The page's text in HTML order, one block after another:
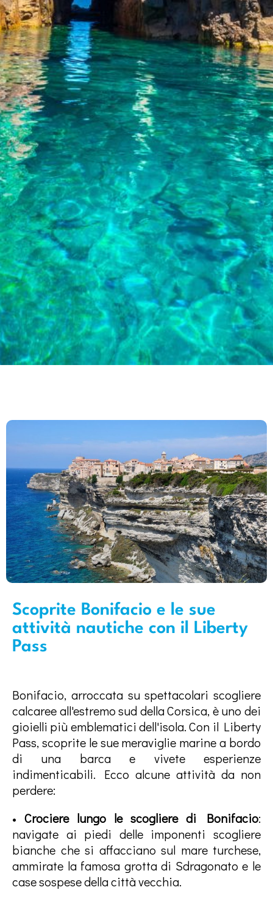
Scoprite Bonifacio e le sue
attività nautiche con il Liberty
Pass
Bonifacio, arroccata su spettacolari scogliere
calcaree all'estremo sud della Corsica, è uno dei
gioielli più emblematici dell'isola. Con il Liberty
Pass, scoprite le sue meraviglie marine a bordo
di una barca e vivete esperienze
indimenticabili. Ecco alcune attività da non
perdere:
• Crociere lungo le scogliere di Bonifacio:
navigate ai piedi delle imponenti scogliere
bianche che si affacciano sul mare turchese,
ammirate la famosa grotta di Sdragonato e le
case sospese della città vecchia.